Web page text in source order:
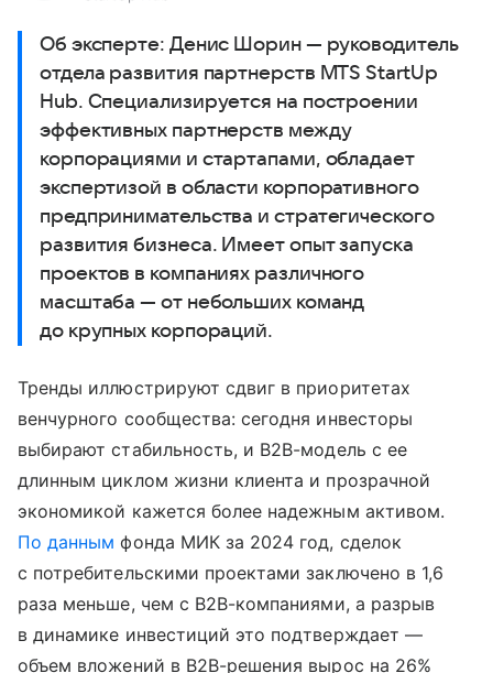
Об эксперте: Денис Шорин — руководитель
отдела развития партнерств MTS StartUp
Hub. Специализируется на построении
эффективных партнерств между
корпорациями и стартапами, обладает
экспертизой в области корпоративного
предпринимательства и стратегического
развития бизнеса. Имеет опыт запуска
проектов в компаниях различного
масштаба — от небольших команд
до крупных корпораций.
Тренды иллюстрируют сдвиг в приоритетах
венчурного сообщества: сегодня инвесторы
выбирают стабильность, и B2B-модель с ее
длинным циклом жизни клиента и прозрачной
экономикой кажется более надежным активом.
По данным фонда МИК за 2024 год, сделок
с потребительскими проектами заключено в 1,6
раза меньше, чем с B2B-компаниями, а разрыв
в динамике инвестиций это подтверждает —
объем вложений в B2B-решения вырос на 26%